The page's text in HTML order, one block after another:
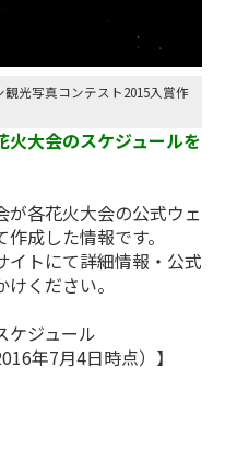
観光写真コンテスト2015入賞作
大会のスケジュールを
各花火大会の公式ウェ
成した情報です。
トにて詳細情報・公式
ください。
ケジュール
年7月4日時点）】